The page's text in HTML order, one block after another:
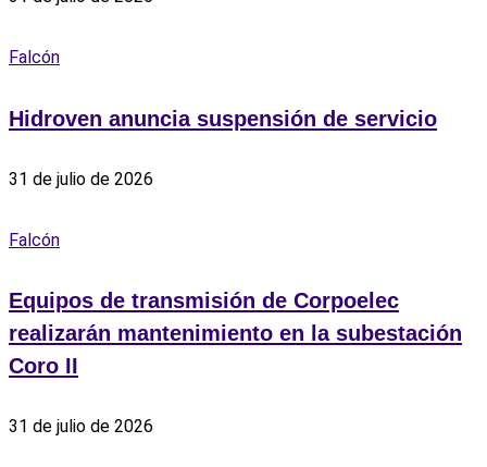
Falcón
Hidroven anuncia suspensión de servicio
31 de julio de 2026
Falcón
Equipos de transmisión de Corpoelec
realizarán mantenimiento en la subestación
Coro II
31 de julio de 2026